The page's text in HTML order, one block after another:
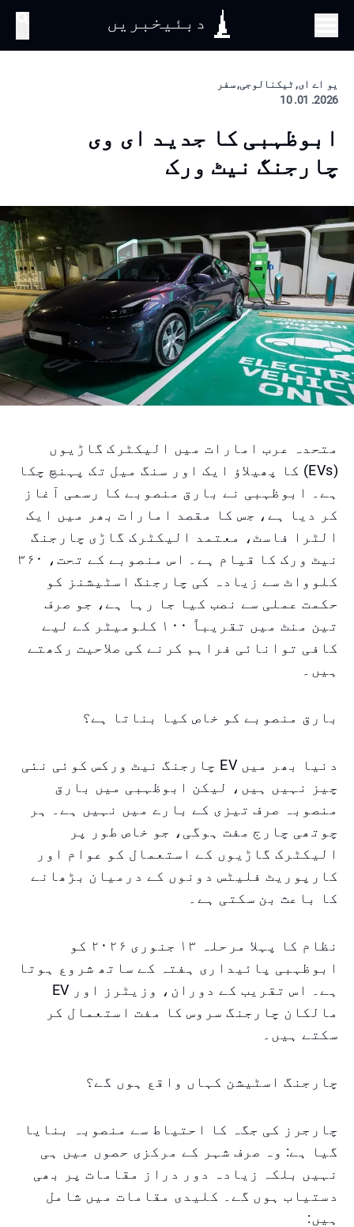
دبئیخبریں
یو اے ای, ٹیکنالوجی, سفر
2026. 01. 10
ابوظہبی کا جدید ای وی
چارجنگ نیٹ ورک
متحدہ عرب امارات میں الیکٹرک گاڑیوں
(EVs) کا پھیلاؤ ایک اور سنگ میل تک پہنچ چکا
ہے۔ ابوظہبی نے بارق منصوبے کا رسمی آغاز
کر دیا ہے، جس کا مقصد امارات بھر میں ایک
الٹرا فاسٹ، معتمد الیکٹرک گاڑی چارجنگ
نیٹ ورک کا قیام ہے۔ اس منصوبے کے تحت، ۳۶۰
کلوواٹ سے زیادہ کی چارجنگ اسٹیشنز کو
حکمت عملی سے نصب کیا جا رہا ہے، جو صرف
تین منٹ میں تقریباً ۱۰۰ کلومیٹر کے لیے
کافی توانائی فراہم کرنے کی صلاحیت رکھتے
ہیں۔
بارق منصوبے کو خاص کیا بناتا ہے؟
دنیا بھر میں EV چارجنگ نیٹ ورکس کوئی نئی
چیز نہیں ہیں، لیکن ابوظہبی میں بارق
منصوبہ صرف تیزی کے بارے میں نہیں ہے۔ ہر
چوتھی چارج مفت ہوگی، جو خاص طور پر
الیکٹرک گاڑیوں کے استعمال کو عوام اور
کارپوریٹ فلیٹس دونوں کے درمیان بڑھانے
کا باعث بن سکتی ہے۔
نظام کا پہلا مرحلہ ۱۳ جنوری ۲۰۲۶ کو
ابوظہبی پائیداری ہفتہ کے ساتھ شروع ہوتا
ہے۔ اس تقریب کے دوران، وزیٹرز اور EV
مالکان چارجنگ سروس کا مفت استعمال کر
سکتے ہیں۔
چارجنگ اسٹیشن کہاں واقع ہوں گے؟
چارجرز کی جگہ کا احتیاط سے منصوبہ بنایا
گیا ہے: وہ صرف شہر کے مرکزی حصوں میں ہی
نہیں بلکہ زیادہ دور دراز مقامات پر بھی
دستیاب ہوں گے۔ کلیدی مقامات میں شامل
ہیں: